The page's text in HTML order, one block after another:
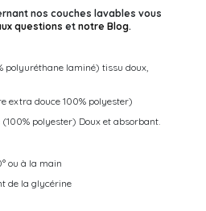
nos couches lavables vous
questions et notre Blog.
polyuréthane laminé) tissu doux,
extra douce 100% polyester)
polyester) Doux et absorbant.
ou à la main
de la glycérine